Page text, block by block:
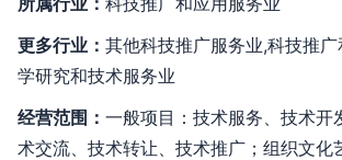
更多行业： 其他科技推广服务业,科技推
学研究和技术服务业
经营范围： 一般项目：技术服务、技术开
术交流、技术转让、技术推广；组织文化